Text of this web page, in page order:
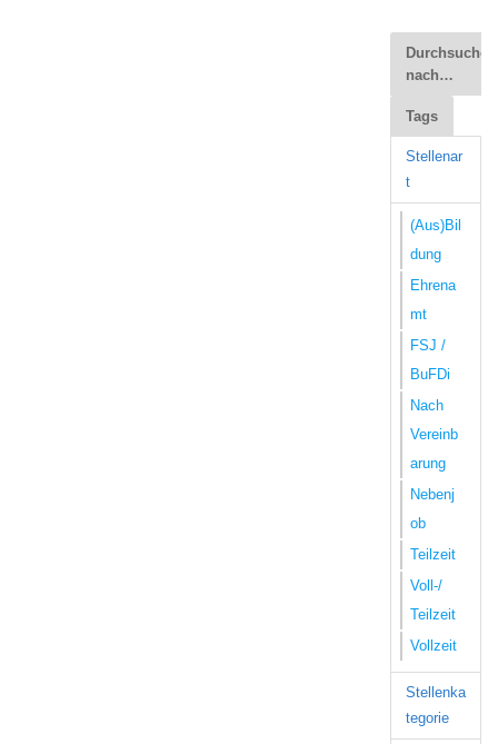
Durchsuchen
nach…
Tags
Stellenar
t
(Aus)Bil
dung
Ehrena
mt
FSJ /
BuFDi
Nach
Vereinb
arung
Nebenj
ob
Teilzeit
Voll-/
Teilzeit
Vollzeit
Stellenka
tegorie